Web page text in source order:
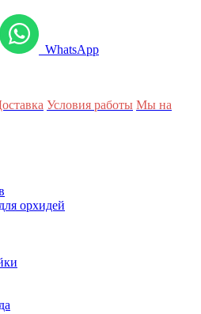
WhatsApp
Условия работы Мы на
орхидей